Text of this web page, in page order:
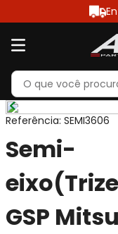
Referência: SEMI3606
Semi-
GSP